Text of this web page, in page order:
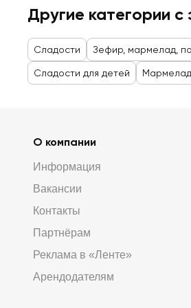
Другие категории
Сладости Зефир, мармелад,
Сладости для детей Мармелад
О компании
Информация
Вакансии
Контакты
Партнёрам
Реклама в «Ленте»
Арендодателям